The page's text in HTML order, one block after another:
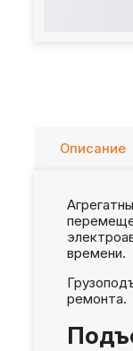
Описание
времени.
ремонта.